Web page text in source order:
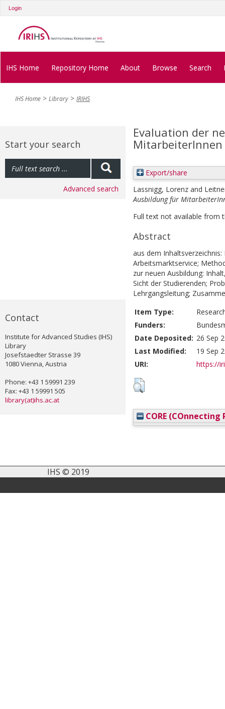
Login
IHS Home Repository Home About Browse Search
IHS Home Library IRIHS
Start your search
Advanced search
Contact
Institute for Advanced Studies (IHS)
Library
Josefstaedter Strasse 39
1080 Vienna, Austria
Phone: +43 1 59991 239
Fax: +43 1 59991 505
library(at)ihs.ac.at
Evaluation der
Export/share
Lassnigg, Lorenz and
Ausbildung für
Full text not available from
Abstract
aus dem
Arbeitsmarktservice;
zur neuen Ausbildung:
Sicht der Studierenden;
Lehrgangsleitung;
Item Type:
Funders:
Date Deposited: 26 Sep
Last Modified:
19 Sep
URI:
https://
CORE (COnnecting
IHS © 2019